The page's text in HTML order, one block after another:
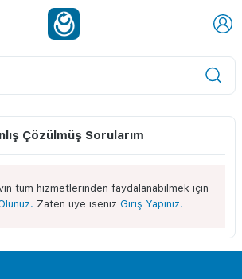
Çözülmüş Sorularım
tüm hizmetlerinden faydalanabilmek için
Zaten üye iseniz Giriş Yapınız.